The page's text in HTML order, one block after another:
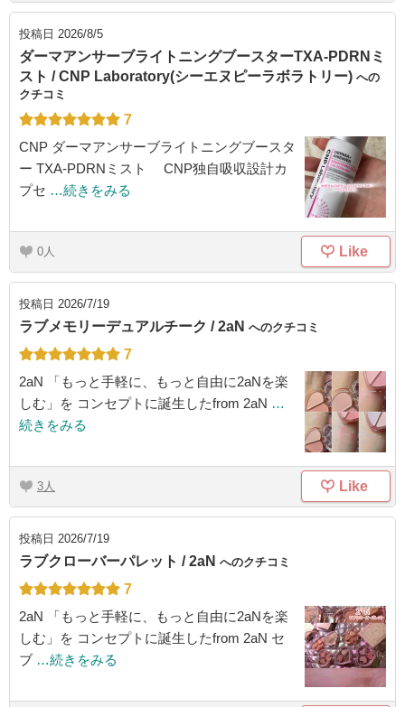
投稿日 2026/8/5
ダーマアンサーブライトニングブースターTXA-PDRNミ
スト / CNP Laboratory(シーエヌピーラボラトリー) への
クチコミ
7
CNP ダーマアンサーブライトニングブースタ
ー TXA-PDRNミスト CNP独自吸収設計カ
プセ …続きをみる
0 Like
投稿日 2026/7/19
ラブメモリーデュアルチーク / 2aN へのクチコミ
7
2aN 「もっと手軽に、もっと自由に2aNを楽
しむ」を コンセプトに誕生したfrom 2aN …
続きをみる
3 Like
投稿日 2026/7/19
ラブクローバーパレット / 2aN へのクチコミ
7
2aN 「もっと手軽に、もっと自由に2aNを楽
しむ」を コンセプトに誕生したfrom 2aN セ
ブ …続きをみる